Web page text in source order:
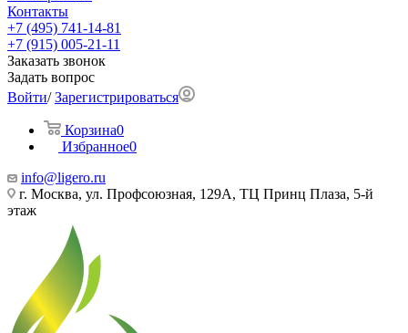
Контакты
+7 (495) 741-14-81
+7 (915) 005-21-11
Заказать звонок
Задать вопрос
Войти/Зарегистрироваться
Корзина0
Избранное0
info@ligero.ru
г. Москва, ул. Профсоюзная, 129А, ТЦ Принц Плаза, 5-й
этаж